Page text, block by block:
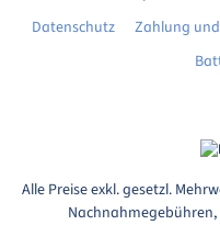
Datenschutz
Zahlung
Alle Preise exkl. gesetzl.